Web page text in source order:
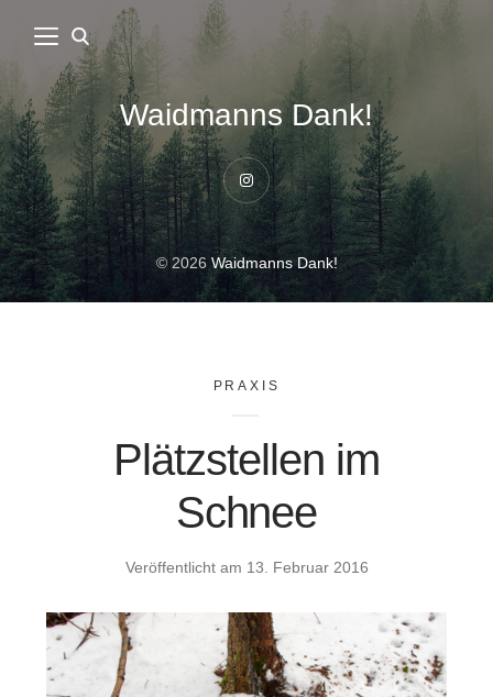
Waidmanns Dank!
Instagram
© 2026Waidmanns Dank!
PRAXIS
Plätzstellen im
Schnee
Veröffentlicht am 13. Februar 2016